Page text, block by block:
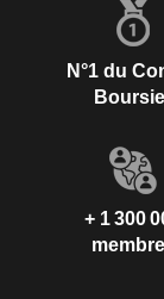
N°1 du
+ 1 300